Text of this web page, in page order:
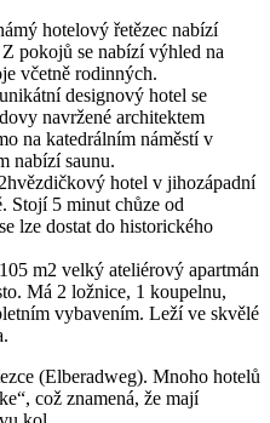
hotelový řetězec nabízí
pokojů se nabízí výhled na
včetně rodinných.
designový hotel se
navržené architektem
na katedrálním náměstí v
nabízí saunu.
hotel v jihozápadní
Stojí 5 minut chůze od
lze dostat do historického
m2 velký ateliérový apartmán
Má 2 ložnice, 1 koupelnu,
vybavením. Leží ve skvělé
(Elberadweg). Mnoho hotelů
což znamená, že mají